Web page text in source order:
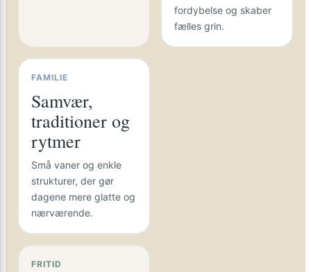
fordybelse og skaber
fælles grin.
FAMILIE
Samvær,
traditioner og
rytmer
Små vaner og enkle
strukturer, der gør
dagene mere glatte og
nærværende.
FRITID